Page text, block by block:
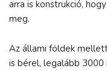
arra is konstrukció,
meg.
Az állami földek
is bérel, legalább